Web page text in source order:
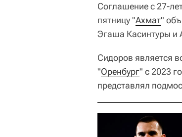
Соглашение с 27-
пятницу "Ахмат"
Эгаша Касинтуры и
Сидоров является
"Оренбург" с 2023
представлял